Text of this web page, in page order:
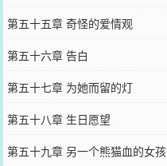
第五十五章 奇怪的爱情观
第五十六章 告白
第五十七章 为她而留的灯
第五十八章 生日愿望
第五十九章 另一个熊猫血的女孩